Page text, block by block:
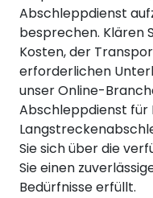
Abschleppdienst
besprechen. Klären
Kosten, der
erforderlichen
unser Online-
Abschleppdienst für
Sie sich über die
Sie einen
Bedürfnisse erfüllt.